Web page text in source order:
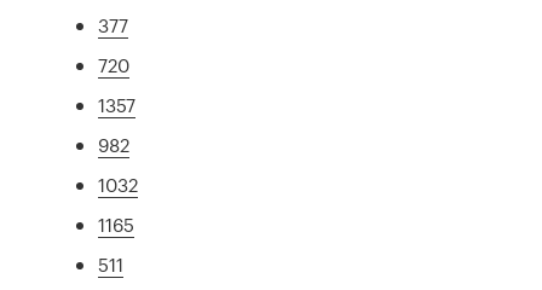
377
720
1357
982
1032
1165
511